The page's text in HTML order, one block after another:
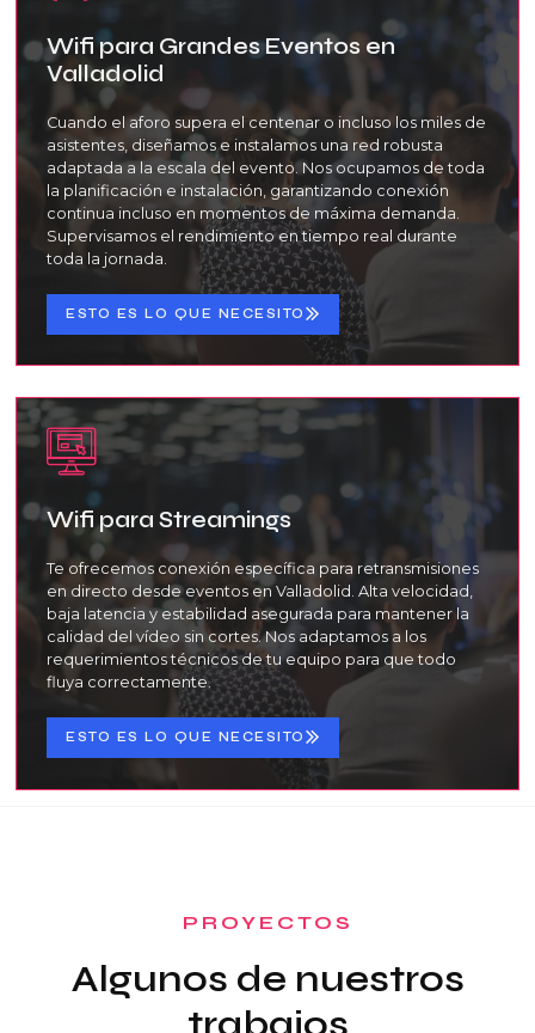
Wifi para Grandes Eventos en
Valladolid
Cuando el aforo supera el centenar o incluso los miles de
asistentes, diseñamos e instalamos una red robusta
adaptada a la escala del evento. Nos ocupamos de toda
la planificación e instalación, garantizando conexión
continua incluso en momentos de máxima demanda.
Supervisamos el rendimiento en tiempo real durante
toda la jornada.
ESTO ES LO QUE NECESITO
Wifi para Streamings
Te ofrecemos conexión específica para retransmisiones
en directo desde eventos en Valladolid. Alta velocidad,
baja latencia y estabilidad asegurada para mantener la
calidad del vídeo sin cortes. Nos adaptamos a los
requerimientos técnicos de tu equipo para que todo
fluya correctamente.
ESTO ES LO QUE NECESITO
PROYECTOS
Algunos de nuestros